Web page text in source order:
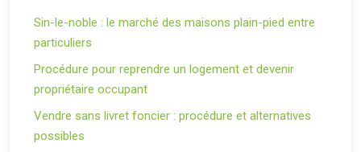
Sin-le-noble : le marché des maisons plain-pied entre
particuliers
Procédure pour reprendre un logement et devenir
propriétaire occupant
Vendre sans livret foncier : procédure et alternatives
possibles